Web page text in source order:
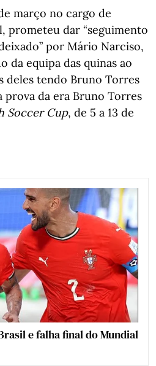
março no cargo de
prometeu dar “seguimento
por Mário Narciso,
da equipa das quinas ao
deles tendo Bruno Torres
prova da era Bruno Torres
Soccer Cup, de 5 a 13 de
e falha final do Mundial